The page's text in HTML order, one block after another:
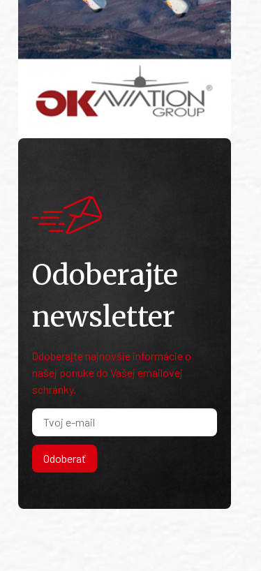
Odoberajte
newsletter
Odoberajte najnovšie informácie o
našej ponuke do Vašej emailovej
schránky.
Odoberať